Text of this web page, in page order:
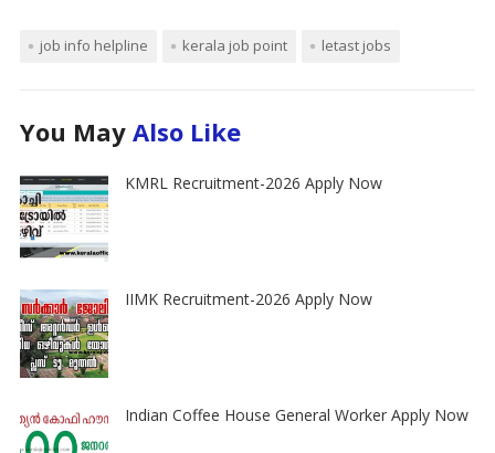
job info helpline kerala job point letast jobs
You May Also Like
KMRL Recruitment-2026 Apply Now
IIMK Recruitment-2026 Apply Now
Indian Coffee House General Worker Apply Now